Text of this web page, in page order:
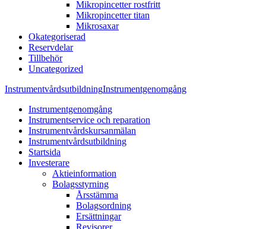
Mikropincetter rostfritt
Mikropincetter titan
Mikrosaxar
Okategoriserad
Reservdelar
Tillbehör
Uncategorized
InstrumentvårdsutbildningInstrumentgenomgång
Instrumentgenomgång
Instrumentservice och reparation
Instrumentvårdskursanmälan
Instrumentvårdsutbildning
Startsida
Investerare
Aktieinformation
Bolagsstyrning
Årsstämma
Bolagsordning
Ersättningar